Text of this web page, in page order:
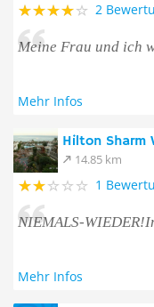
2
Meine Frau und ich
Mehr Infos
Hilton Sharm
14.85 km
1
NIEMALS-
Mehr Infos